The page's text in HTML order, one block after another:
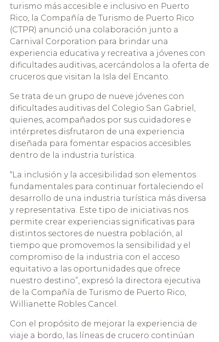
turismo más accesible e inclusivo en Puerto
Rico, la Compañía de Turismo de Puerto Rico
(CTPR) anunció una colaboración junto a
Carnival Corporation para brindar una
experiencia educativa y recreativa a jóvenes con
dificultades auditivas, acercándolos a la oferta de
cruceros que visitan la Isla del Encanto.
Se trata de un grupo de nueve jóvenes con
dificultades auditivas del Colegio San Gabriel,
quienes, acompañados por sus cuidadores e
intérpretes disfrutaron de una experiencia
diseñada para fomentar espacios accesibles
dentro de la industria turística.
“La inclusión y la accesibilidad son elementos
fundamentales para continuar fortaleciendo el
desarrollo de una industria turística más diversa
y representativa. Este tipo de iniciativas nos
permite crear experiencias significativas para
distintos sectores de nuestra población, al
tiempo que promovemos la sensibilidad y el
compromiso de la industria con el acceso
equitativo a las oportunidades que ofrece
nuestro destino”, expresó la directora ejecutiva
de la Compañía de Turismo de Puerto Rico,
Willianette Robles Cancel.
Con el propósito de mejorar la experiencia de
viaje a bordo, las líneas de crucero continúan